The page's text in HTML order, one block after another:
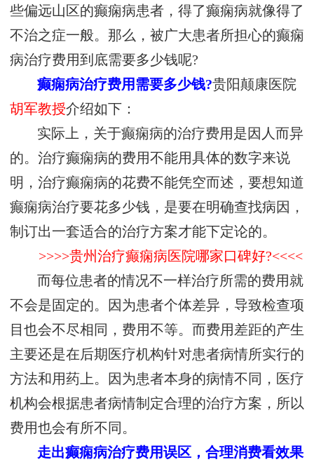
些偏远山区的癫痫病患者，得了癫痫病就像得了
不治之症一般。那么，被广大患者所担心的癫痫
病治疗费用到底需要多少钱呢?
癫痫病治疗费用需要多少钱?贵阳颠康医院
胡军教授介绍如下：
实际上，关于癫痫病的治疗费用是因人而异
的。治疗癫痫病的费用不能用具体的数字来说
明，治疗癫痫病的花费不能凭空而述，要想知道
癫痫病治疗要花多少钱，是要在明确查找病因，
制订出一套适合的治疗方案才能下定论的。
>>>>贵州治疗癫痫病医院哪家口碑好?<<<<
而每位患者的情况不一样治疗所需的费用就
不会是固定的。因为患者个体差异，导致检查项
目也会不尽相同，费用不等。而费用差距的产生
主要还是在后期医疗机构针对患者病情所实行的
方法和用药上。因为患者本身的病情不同，医疗
机构会根据患者病情制定合理的治疗方案，所以
费用也会有所不同。
走出癫痫病治疗费用误区，合理消费看效果